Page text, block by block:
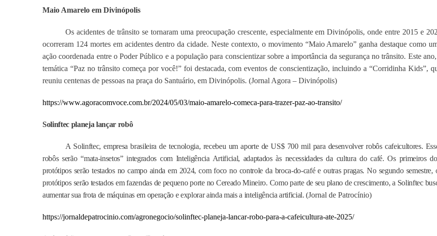
Maio Amarelo em Divinópolis
Os acidentes de trânsito se tornaram uma preocupação crescente, especialmente em Divinópolis, onde entre 2015 e
ocorreram 124 mortes em acidentes dentro da cidade. Neste contexto, o movimento “Maio Amarelo” ganha destaque como
ação coordenada entre o Poder Público e a população para conscientizar sobre a importância da segurança no trânsito. Este
temática “Paz no trânsito começa por você!” foi destacada, com eventos de conscientização, incluindo a “Corridinha Kids”,
reuniu centenas de pessoas na praça do Santuário, em Divinópolis. (Jornal Agora – Divinópolis)
https://www.agoracomvoce.com.br/2024/05/03/maio-amarelo-comeca-para-trazer-paz-ao-transito/
Solinftec planeja lançar robô
A Solinftec, empresa brasileira de tecnologia, recebeu um aporte de US$ 700 mil para desenvolver robôs cafeicultores.
robôs serão “mata-insetos” integrados com Inteligência Artificial, adaptados às necessidades da cultura do café. Os primeiros
protótipos serão testados no campo ainda em 2024, com foco no controle da broca-do-café e outras pragas. No segundo semestre,
protótipos serão testados em fazendas de pequeno porte no Cereado Mineiro. Como parte de seu plano de crescimento, a Solinftec
aumentar sua frota de máquinas em operação e explorar ainda mais a inteligência artificial. (Jornal de Patrocínio)
https://jornaldepatrocinio.com/agronegocio/solinftec-planeja-lancar-robo-para-a-cafeicultura-ate-2025/